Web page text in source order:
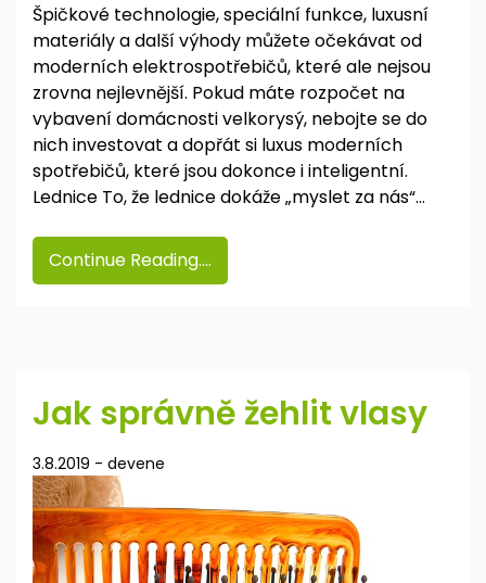
Špičkové technologie, speciální funkce, luxusní
materiály a další výhody můžete očekávat od
moderních elektrospotřebičů, které ale nejsou
zrovna nejlevnější. Pokud máte rozpočet na
vybavení domácnosti velkorysý, nebojte se do
nich investovat a dopřát si luxus moderních
spotřebičů, které jsou dokonce i inteligentní.
Lednice To, že lednice dokáže „myslet za nás“…
Continue Reading....
Jak správně žehlit vlasy
3.8.2019 - devene